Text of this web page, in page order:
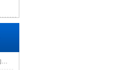
计量精确是BinGen最大的优点